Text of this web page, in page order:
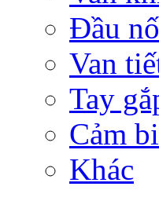
Đầu
Van
Tay
Cảm
Khác